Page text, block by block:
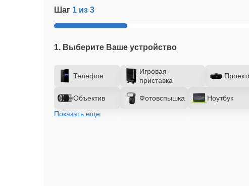
Шаг 1 из 3
1. Выберите Ваше устройство
Телефон
Игровая
приставка
Объектив Фотовспышка
Ноутбук
Показать еще